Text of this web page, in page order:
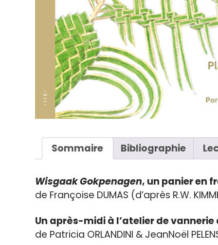
Sommaire Bibliographie
Wisgaak Gokpenagen, un panier en
de Françoise DUMAS (d’après R.W.
Un après­-midi à l’atelier de
de Patricia ORLANDINI & Jean­Noël